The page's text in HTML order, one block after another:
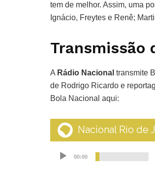
tem de melhor. Assim, uma
Ignácio, Freytes e Renê;
Transmissão
A Rádio Nacional transmite
de Rodrigo Ricardo e
Bola Nacional aqui: